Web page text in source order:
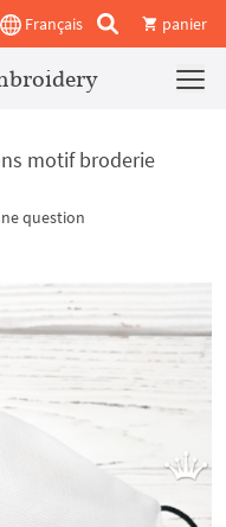
Français panier
motif broderie
question